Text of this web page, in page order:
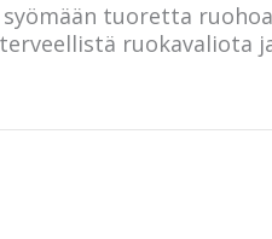
tuoretta
ruokavaliota